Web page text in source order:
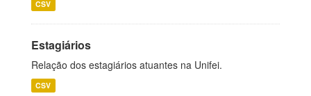
CSV
Estagiários
Relação dos estagiários atuantes na Unifei.
CSV